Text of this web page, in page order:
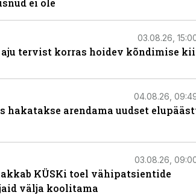
ei ole
03.08.26,
aju tervist korras hoidev kõndimise
04.08.26,
hakatakse arendama uudset
03.08.26,
KÜSKi toel vähipatsientide
välja koolitama